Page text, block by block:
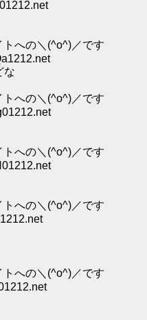
への＼(^o^)／です
な
への＼(^o^)／です
への＼(^o^)／です
への＼(^o^)／です
への＼(^o^)／です